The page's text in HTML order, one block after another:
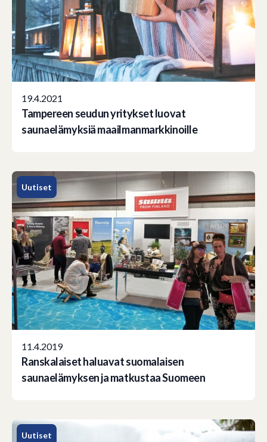
19.4.2021
Tampereen seudun yritykset luovat
saunaelämyksiä maailmanmarkkinoille
Uutiset
11.4.2019
Ranskalaiset haluavat suomalaisen
saunaelämyksen ja matkustaa Suomeen
Uutiset